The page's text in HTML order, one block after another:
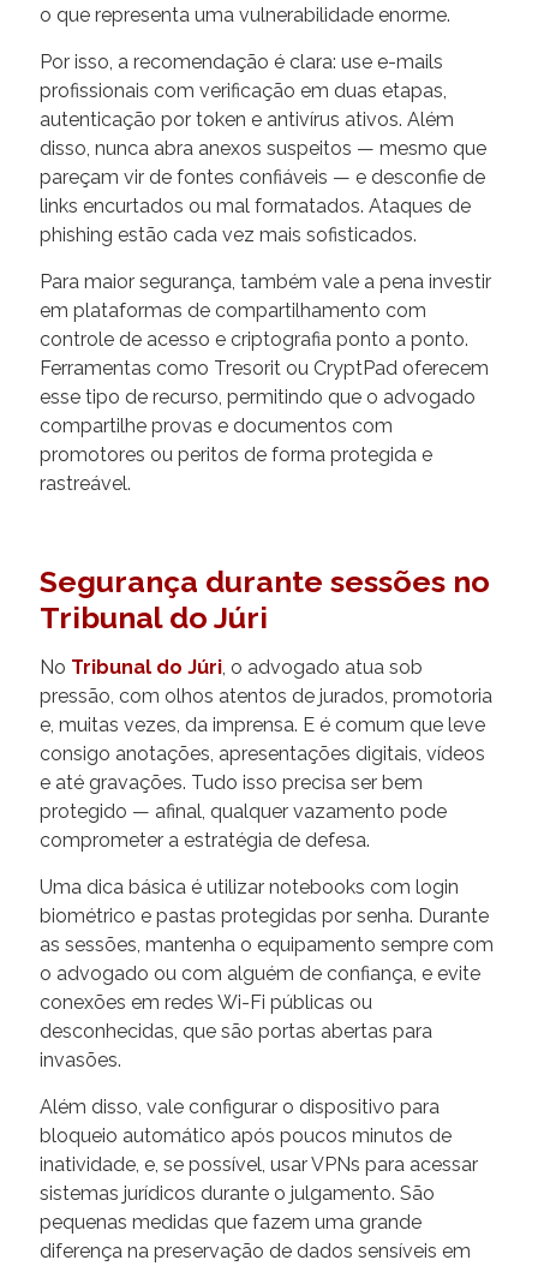
o que representa uma vulnerabilidade enorme.
Por isso, a recomendação é clara: use e-mails
profissionais com verificação em duas etapas,
autenticação por token e antivírus ativos. Além
disso, nunca abra anexos suspeitos — mesmo que
pareçam vir de fontes confiáveis — e desconfie de
links encurtados ou mal formatados. Ataques de
phishing estão cada vez mais sofisticados.
Para maior segurança, também vale a pena investir
em plataformas de compartilhamento com
controle de acesso e criptografia ponto a ponto.
Ferramentas como Tresorit ou CryptPad oferecem
esse tipo de recurso, permitindo que o advogado
compartilhe provas e documentos com
promotores ou peritos de forma protegida e
rastreável.
Segurança durante sessões no
Tribunal do Júri
No Tribunal do Júri, o advogado atua sob
pressão, com olhos atentos de jurados, promotoria
e, muitas vezes, da imprensa. E é comum que leve
consigo anotações, apresentações digitais, vídeos
e até gravações. Tudo isso precisa ser bem
protegido — afinal, qualquer vazamento pode
comprometer a estratégia de defesa.
Uma dica básica é utilizar notebooks com login
biométrico e pastas protegidas por senha. Durante
as sessões, mantenha o equipamento sempre com
o advogado ou com alguém de confiança, e evite
conexões em redes Wi-Fi públicas ou
desconhecidas, que são portas abertas para
invasões.
Além disso, vale configurar o dispositivo para
bloqueio automático após poucos minutos de
inatividade, e, se possível, usar VPNs para acessar
sistemas jurídicos durante o julgamento. São
pequenas medidas que fazem uma grande
diferença na preservação de dados sensíveis em